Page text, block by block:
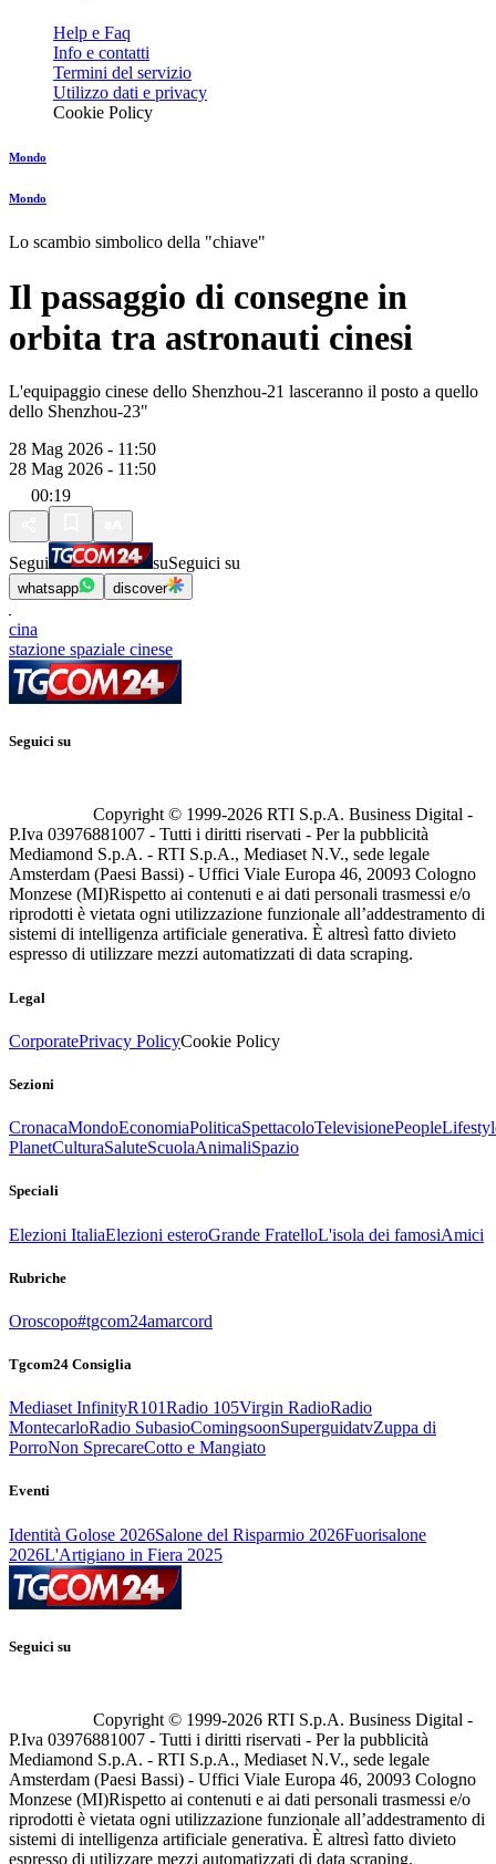
Help e Faq
Info e contatti
Termini del servizio
Utilizzo dati e privacy
Cookie Policy
Mondo
Mondo
Lo scambio simbolico della "chiave"
Il passaggio di consegne in
orbita tra astronauti cinesi
L'equipaggio cinese dello Shenzhou-21 lasceranno il posto a quello
dello Shenzhou-23"
28 Mag 2026 - 11:50
28 Mag 2026 - 11:50
00:19
Segui suSeguici su
whatsapp discover
cina
stazione spaziale cinese
Seguici su
Copyright © 1999-2026 RTI S.p.A. Business Digital -
P.Iva 03976881007 - Tutti i diritti riservati - Per la pubblicità
Mediamond S.p.A. - RTI S.p.A., Mediaset N.V., sede legale
Amsterdam (Paesi Bassi) - Uffici Viale Europa 46, 20093 Cologno
Monzese (MI)Rispetto ai contenuti e ai dati personali trasmessi e/o
riprodotti è vietata ogni utilizzazione funzionale all’addestramento di
sistemi di intelligenza artificiale generativa. È altresì fatto divieto
espresso di utilizzare mezzi automatizzati di data scraping.
Legal
CorporatePrivacy PolicyCookie Policy
Sezioni
CronacaMondoEconomiaPoliticaSpettacoloTelevisionePeople
PlanetCulturaSaluteScuolaAnimaliSpazio
Speciali
Elezioni ItaliaElezioni esteroGrande FratelloL'isola dei famosiAmici
Rubriche
Oroscopo#tgcom24amarcord
Tgcom24 Consiglia
Mediaset InfinityR101Radio 105Virgin RadioRadio
MontecarloRadio SubasioComingsoonSuperguidatvZuppa di
PorroNon SprecareCotto e Mangiato
Eventi
Identità Golose 2026Salone del Risparmio 2026Fuorisalone
2026L'Artigiano in Fiera 2025
Seguici su
Copyright © 1999-2026 RTI S.p.A. Business Digital -
P.Iva 03976881007 - Tutti i diritti riservati - Per la pubblicità
Mediamond S.p.A. - RTI S.p.A., Mediaset N.V., sede legale
Amsterdam (Paesi Bassi) - Uffici Viale Europa 46, 20093 Cologno
Monzese (MI)Rispetto ai contenuti e ai dati personali trasmessi e/o
riprodotti è vietata ogni utilizzazione funzionale all’addestramento di
sistemi di intelligenza artificiale generativa. È altresì fatto divieto
espresso di utilizzare mezzi automatizzati di data scraping.